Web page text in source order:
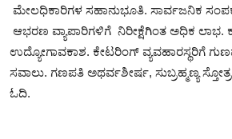
ಮೇಲಧಿಕಾರಿಗಳ ಸಹಾನುಭೂತಿ. ಸಾರ್ವಜನಿಕ
ಆಭರಣ ವ್ಯಾಪಾರಿಗಳಿಗೆ ನಿರೀಕ್ಷೆಗಿಂತ ಅಧಿಕ ಲಾಭ.
ಉದ್ಯೋಗಾವಕಾಶ. ಕೇಟರಿಂಗ್ ವ್ಯವಹಾರಸ್ಥರಿಗೆ
ಸವಾಲು. ಗಣಪತಿ ಅಥರ್ವಶೀರ್ಷ, ಸುಬ್ರಹ್ಮಣ್ಯ
ಓದಿ.